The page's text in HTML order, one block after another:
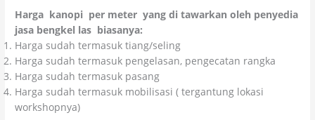
Harga kanopi per meter yang di tawarkan oleh penyedia
jasa bengkel las biasanya:
Harga sudah termasuk tiang/seling
Harga sudah termasuk pengelasan, pengecatan rangka
Harga sudah termasuk pasang
Harga sudah termasuk mobilisasi ( tergantung lokasi
workshopnya)